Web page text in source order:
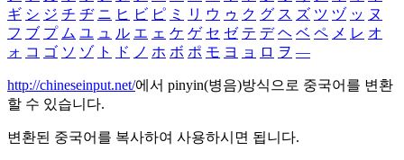
ギ シ ジ チ ヂ ニ ヒ ビ ピ ミ リ ウ ゥ ク グ ス ズ ツ ヅ ッ ヌ
フ ブ プ ム ユ ュ ル エ ェ ケ ゲ セ ゼ テ デ ヘ ベ ペ メ レ オ
ォ コ ゴ ソ ゾ ト ド ノ ホ ボ ポ モ ヨ ョ ロ ヲ ―
http://chineseinput.net/에서 pinyin(병음)방식으로 중국어를 변환
할 수 있습니다.
변환된 중국어를 복사하여 사용하시면 됩니다.